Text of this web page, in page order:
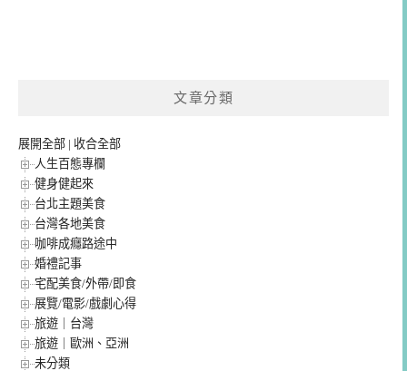
文章分類
展開全部 | 收合全部
人生百態專欄
健身健起來
台北主題美食
台灣各地美食
咖啡成癮路途中
婚禮記事
宅配美食/外帶/即食
展覽/電影/戲劇心得
旅遊｜台灣
旅遊｜歐洲、亞洲
未分類